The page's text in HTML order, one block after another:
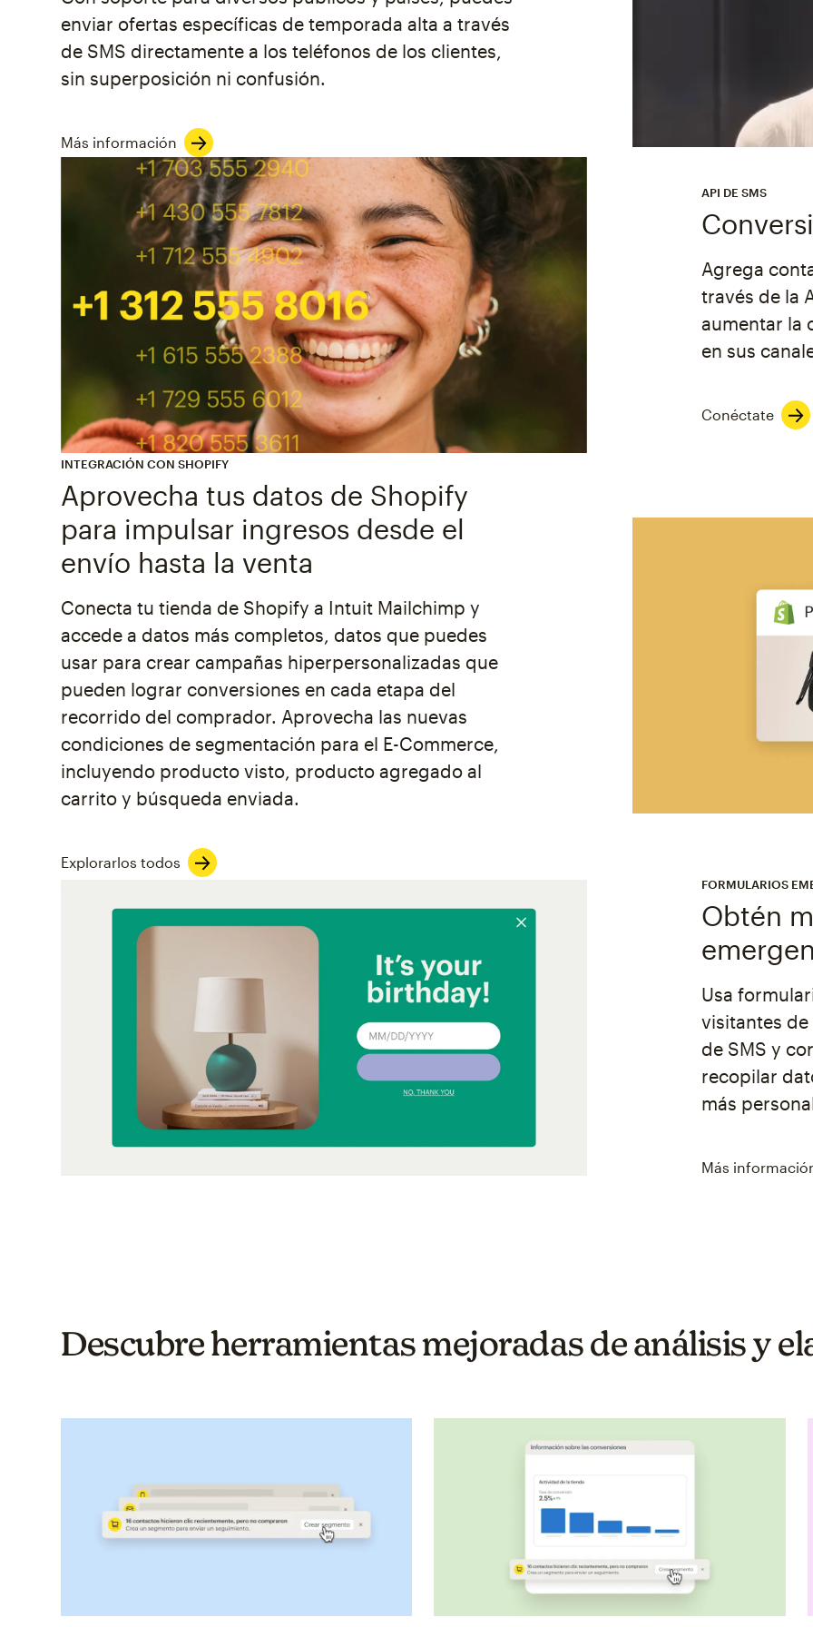
enviar ofertas específicas de temporada alta a través
de SMS directamente a los teléfonos de los clientes,
sin superposición ni confusión.
Más información
API DE SMS
Agrega
través de la
aumentar la
en sus
Conéctate
INTEGRACIÓN CON SHOPIFY
Aprovecha tus datos de Shopify
para impulsar ingresos desde el
envío hasta la venta
Conecta tu tienda de Shopify a Intuit Mailchimp y
accede a datos más completos, datos que puedes
usar para crear campañas hiperpersonalizadas que
pueden lograr conversiones en cada etapa del
recorrido del comprador. Aprovecha las nuevas
condiciones de segmentación para el E-Commerce,
incluyendo producto visto, producto agregado al
carrito y búsqueda enviada.
Explorarlos todos
FORMULARIOS
Obtén
Usa
visitantes
de SMS y
recopilar
más
Más
Descubre herramientas mejoradas de análisis y